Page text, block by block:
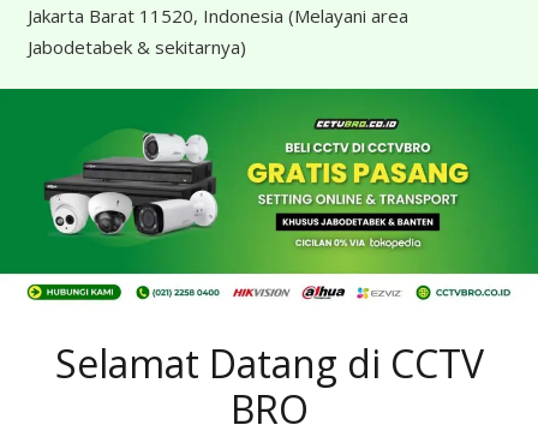
Jakarta Barat 11520, Indonesia (Melayani area
Jabodetabek & sekitarnya)
Selamat Datang di CCTV
BRO